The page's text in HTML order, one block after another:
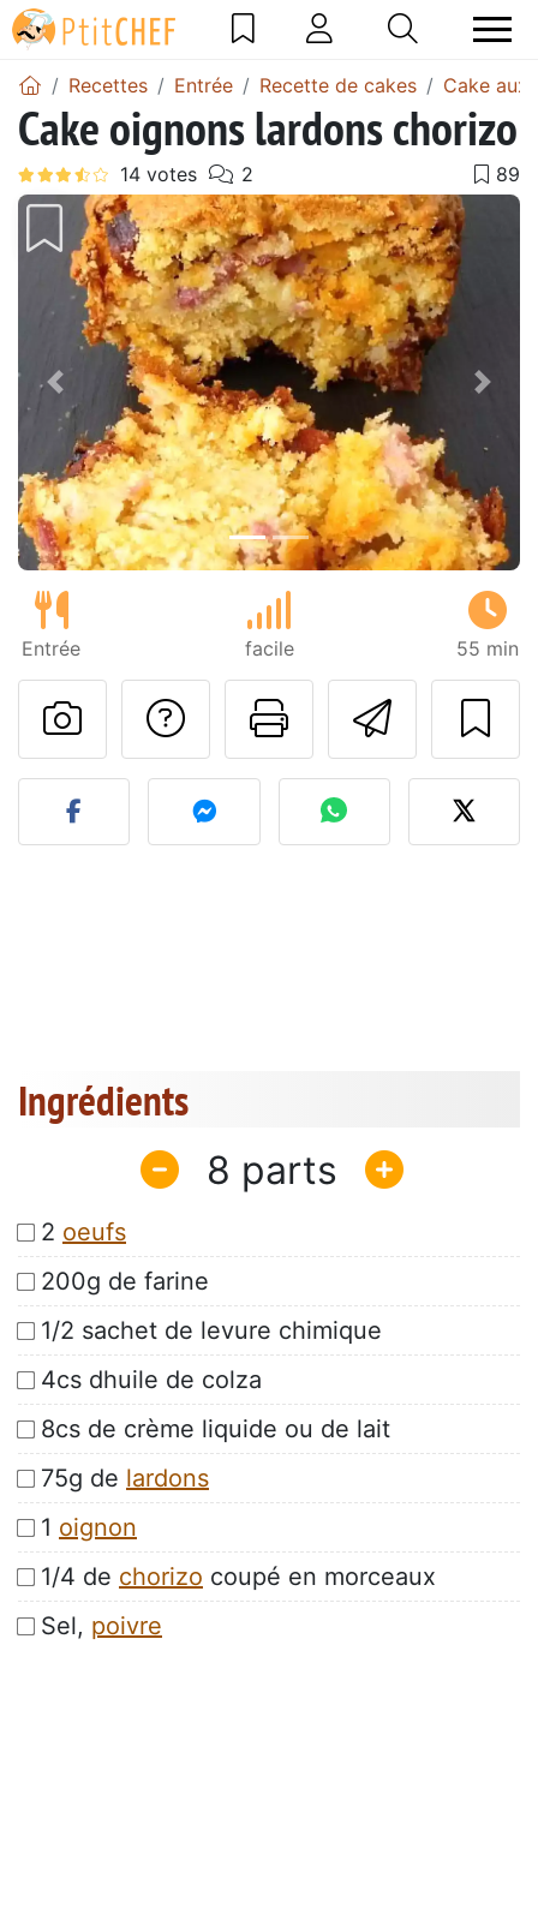
Recettes Entrée Recette de cakes Cake aux
Cake oignons lardons chorizo
Précédent
Entrée facile 55 min
Imprimer
Poser une
Publier votre photo de
Ingrédients
8
2 oeufs
200g de farine
1/2 sachet de levure chimique
4cs dhuile de colza
8cs de crème liquide ou de lait
75g de lardons
1 oignon
1/4 de chorizo coupé en morceaux
Sel, poivre